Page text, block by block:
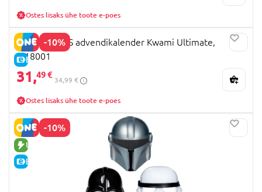
Ostes lisaks ühe toote e-poes
-10%
E-HIND
MIRACULOUS advendikalender Kwami Ultimate,
M18001
31,49 €
34,99 €
Ostes lisaks ühe toote e-poes
-10%
UUS TOODE
E-HIND